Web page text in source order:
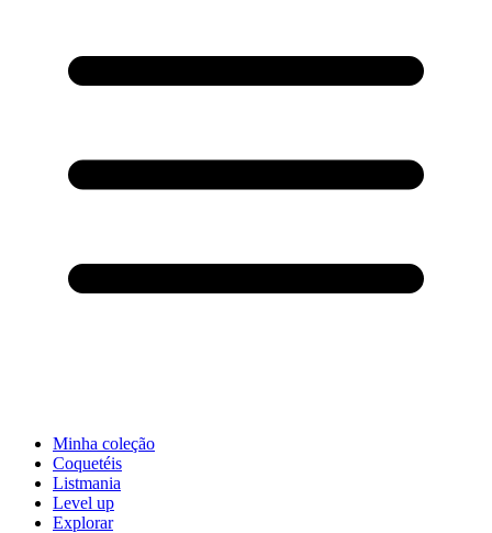
Minha coleção
Coquetéis
Listmania
Level up
Explorar